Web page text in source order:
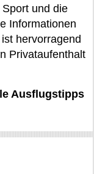
und die
Informationen
hervorragend
Privataufenthalt
Ausflugstipps